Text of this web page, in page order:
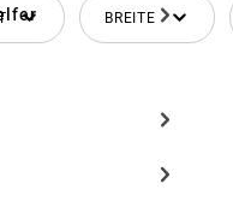
BREITE